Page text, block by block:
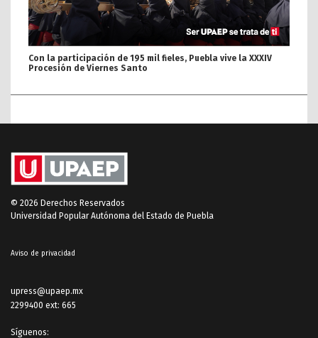
Con la participación de 195 mil fieles, Puebla vive la XXXIV
Procesión de Viernes Santo
© 2026 Derechos Reservados
Universidad Popular Autónoma del Estado de Puebla
Aviso de privacidad
upress@upaep.mx
2299400 ext: 665
Síguenos: